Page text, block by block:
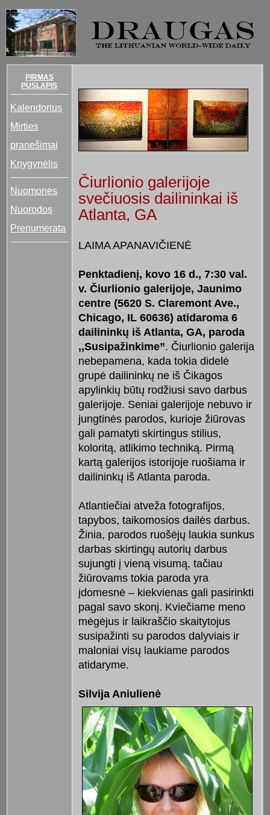
PIRMAS
PUSLAPIS
Kalendorius
Mirties
pranešimai
Knygynėlis
Nuomonės
Nuorodos
Prenumerata
Čiurlionio galerijoje
svečiuosis dailininkai iš
Atlanta, GA
LAIMA APANAVIČIENĖ
Penktadienį, kovo 16 d., 7:30 val.
v. Čiurlionio galerijoje, Jaunimo
centre (5620 S. Claremont Ave.,
Chicago, IL 60636) atidaroma 6
dailininkų iš Atlanta, GA, paroda
,,Susipažinkime”. Čiurlionio galerija
nebepamena, kada tokia didelė
grupė dailininkų ne iš Čikagos
apylinkių būtų rodžiusi savo darbus
galerijoje. Seniai galerijoje nebuvo ir
jungtinės parodos, kurioje žiūrovas
gali pamatyti skirtingus stilius,
koloritą, atlikimo techniką. Pirmą
kartą galerijos istorijoje ruošiama ir
dailininkų iš Atlanta paroda.
Atlantiečiai atveža fotografijos,
tapybos, taikomosios dailės darbus.
Žinia, parodos ruošėjų laukia sunkus
darbas skirtingų autorių darbus
sujungti į vieną visumą, tačiau
žiūrovams tokia paroda yra
įdomesnė – kiekvienas gali pasirinkti
pagal savo skonį. Kviečiame meno
mėgėjus ir laikraščio skaitytojus
susipažinti su parodos dalyviais ir
maloniai visų laukiame parodos
atidaryme.
Silvija Aniulienė